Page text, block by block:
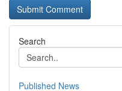
Search
Published News